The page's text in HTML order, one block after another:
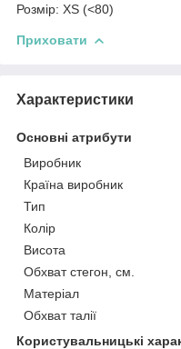
Розмір: XS (<80)
Приховати
Характеристики
Основні атрибути
Виробник
Країна виробник
Тип
Колір
Висота
Обхват стегон, см.
Матеріал
Обхват талії
Користувальницькі